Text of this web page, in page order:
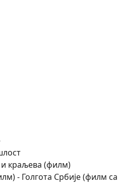
краљева (филм)
- Голгота Србије (филм